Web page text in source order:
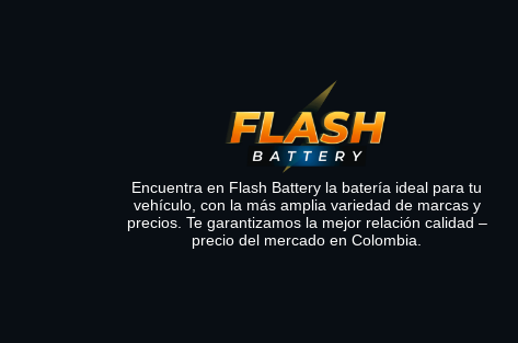
Encuentra en Flash Battery la batería ideal para tu
vehículo, con la más amplia variedad de marcas y
precios. Te garantizamos la mejor relación calidad –
precio del mercado en Colombia.